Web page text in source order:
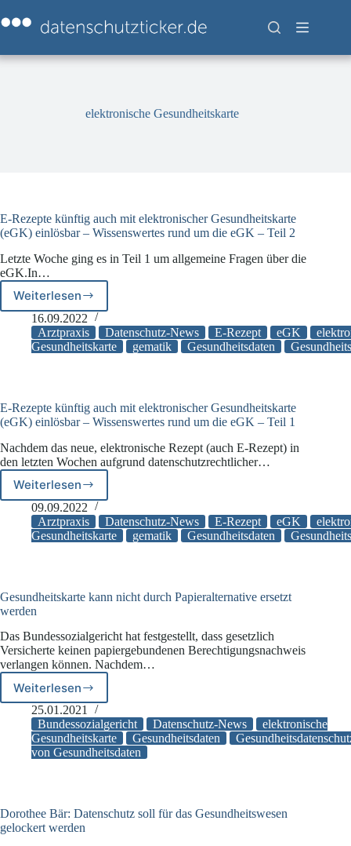
Inhalt
springen
elektronische Gesundheitskarte
E-Rezepte künftig auch mit elektronischer Gesundheitskarte
(eGK) einlösbar – Wissenswertes rund um die eGK – Teil 2
Letzte Woche ging es in Teil 1 um allgemeine Fragen über die
eGK.In…
Weiterlesen
E-
Rezepte
künftig
auch
(eGK)
einlösbar
Wissenswertes
rund
um
die
eGK
–
Teil
16.09.2022
Arztpraxis
Datenschutz-News E-Rezept eGK
Gesundheitskarte
gematik Gesundheitsdaten
E-Rezepte künftig auch mit elektronischer Gesundheitskarte
(eGK) einlösbar – Wissenswertes rund um die eGK – Teil 1
Nachdem das neue, elektronische Rezept (auch E-Rezept) in
den letzten Wochen aufgrund datenschutzrechtlicher…
Weiterlesen
E-
Rezepte
künftig
auch
(eGK)
Wissenswertes
rund
um
die
eGK
–
Teil
1
09.09.2022
Arztpraxis
Datenschutz-News E-Rezept eGK
Gesundheitskarte
gematik Gesundheitsdaten
Gesundheitskarte kann nicht durch Papieralternative ersetzt
werden
Das Bundessozialgericht hat festgestellt, dass gesetzlich
Versicherte keinen papiergebundenen Berechtigungsnachweis
verlangen können. Nachdem…
WeiterlesenGesundheitskarte
kann
nicht
durch
Papieralternative
25.01.2021
Bundessozialgericht
Datenschutz-News
elektronische
Gesundheitskarte
Gesundheitsdaten
von Gesundheitsdaten
Dorothee Bär: Datenschutz soll für das Gesundheitswesen
gelockert werden